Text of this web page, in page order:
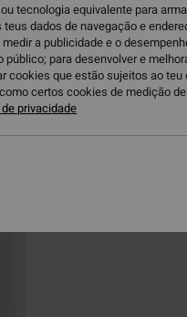
tecnologia equivalente para
dados de navegação e
a publicidade e o
para desenvolver e
cookies que estão sujeitos ao
certos cookies de medição
privacidade